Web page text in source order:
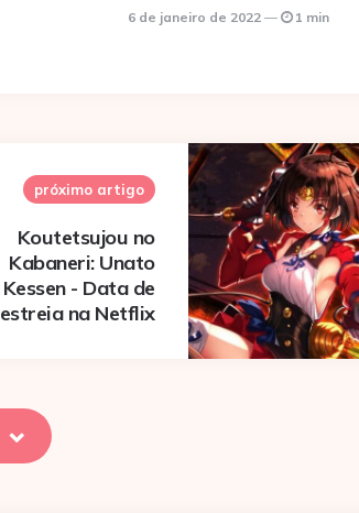
6 de janeiro de 2022 1 min
próximo artigo
Koutetsujou no
Kabaneri: Unato
Kessen - Data de
estreia na Netflix